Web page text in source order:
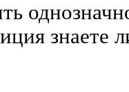
знаете